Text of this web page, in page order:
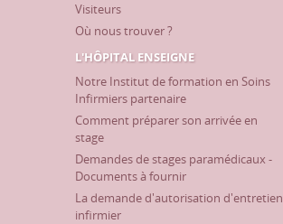
Visiteurs
Où nous trouver ?
L'HÔPITAL ENSEIGNE
Notre Institut de formation en Soins
Infirmiers partenaire
Comment préparer son arrivée en
stage
Demandes de stages paramédicaux -
Documents à fournir
La demande d'autorisation d'entretien
infirmier